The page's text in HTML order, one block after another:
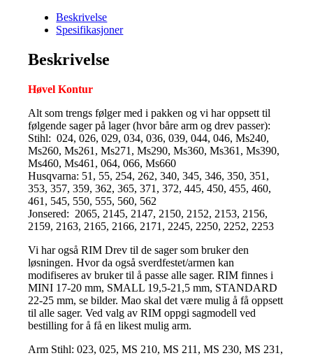
Beskrivelse
Spesifikasjoner
Beskrivelse
Høvel Kontur
Alt som trengs følger med i pakken og vi har oppsett til
følgende sager på lager (hvor båre arm og drev passer):
Stihl: 024, 026, 029, 034, 036, 039, 044, 046, Ms240,
Ms260, Ms261, Ms271, Ms290, Ms360, Ms361, Ms390,
Ms460, Ms461, 064, 066, Ms660
Husqvarna: 51, 55, 254, 262, 340, 345, 346, 350, 351,
353, 357, 359, 362, 365, 371, 372, 445, 450, 455, 460,
461, 545, 550, 555, 560, 562
Jonsered: 2065, 2145, 2147, 2150, 2152, 2153, 2156,
2159, 2163, 2165, 2166, 2171, 2245, 2250, 2252, 2253
Vi har også RIM Drev til de sager som bruker den
løsningen. Hvor da også sverdfestet/armen kan
modifiseres av bruker til å passe alle sager. RIM finnes i
MINI 17-20 mm, SMALL 19,5-21,5 mm, STANDARD
22-25 mm, se bilder. Mao skal det være mulig å få oppsett
til alle sager. Ved valg av RIM oppgi sagmodell ved
bestilling for å få en likest mulig arm.
Arm Stihl: 023, 025, MS 210, MS 211, MS 230, MS 231,